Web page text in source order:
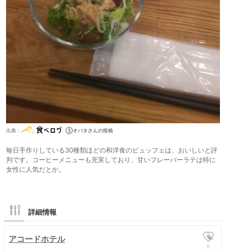
出典： ③オバタさんの投稿
毎日手作りしている30種類ほどの和洋食のビュッフェは、おいしいと評
判です。コーヒーメニューも充実しており、甘いフレーバーラテは特に
女性に人気だとか。
詳細情報
アコードホテル
0